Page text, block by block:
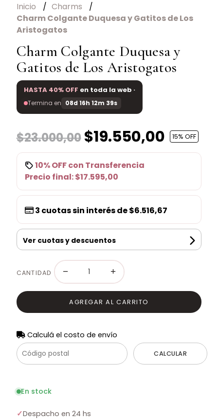
Inicio
Charms
Charm Colgante Duquesa y Gatitos de Los
Aristogatos
Charm Colgante Duquesa y
Gatitos de Los Aristogatos
HASTA 40% OFF en toda la web ·
Termina en 08d 16h 12m 38s
$23.000,00$19.550,00 15% OFF
10% OFFcon Transferencia
Precio final:$17.595,00
3 cuotas sin interés de$6.516,67
Ver cuotas y descuentos
CANTIDAD − +
AGREGAR AL CARRITO
Calculá el costo de envío
CALCULAR
En stock
✓Despacho en 24 hs